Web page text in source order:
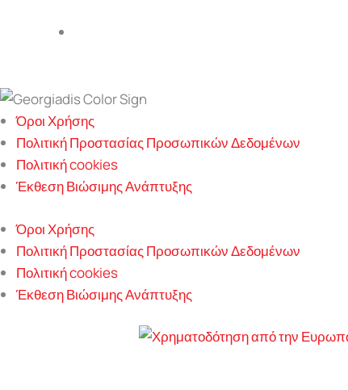
Όροι Χρήσης
Πολιτική Προστασίας Προσωπικών Δεδομένων
Πολιτική cookies
Έκθεση Βιώσιμης Ανάπτυξης
Όροι Χρήσης
Πολιτική Προστασίας Προσωπικών Δεδομένων
Πολιτική cookies
Έκθεση Βιώσιμης Ανάπτυξης